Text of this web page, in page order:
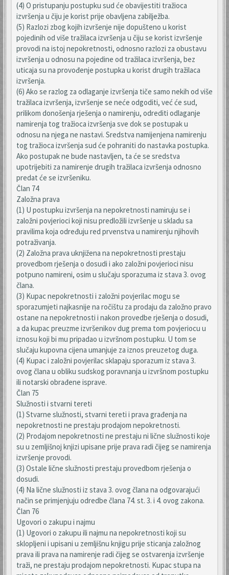
(4) O pristupanju postupku sud će obavijestiti tražioca
izvršenja u čiju je korist prije obavljena zabilježba.
(5) Razlozi zbog kojih izvršenje nije dopušteno u korist
pojedinih od više tražilaca izvršenja u čiju se korist izvršenje
provodi na istoj nepokretnosti, odnosno razlozi za obustavu
izvršenja u odnosu na pojedine od tražilaca izvršenja, bez
uticaja su na provođenje postupka u korist drugih tražilaca
izvršenja.
(6) Ako se razlog za odlaganje izvršenja tiče samo nekih od više
tražilaca izvršenja, izvršenje se neće odgoditi, već će sud,
prilikom donošenja rješenja o namirenju, odrediti odlaganje
namirenja tog tražioca izvršenja sve dok se postupak u
odnosu na njega ne nastavi. Sredstva namijenjena namirenju
tog tražioca izvršenja sud će pohraniti do nastavka postupka.
Ako postupak ne bude nastavljen, ta će se sredstva
upotrijebiti za namirenje drugih tražilaca izvršenja odnosno
predat će se izvršeniku.
Član 74
Založna prava
(1) U postupku izvršenja na nepokretnosti namiruju se i
založni povjerioci koji nisu predložili izvršenje u skladu sa
pravilima koja određuju red prvenstva u namirenju njihovih
potraživanja.
(2) Založna prava uknjižena na nepokretnosti prestaju
provedbom rješenja o dosudi i ako založni povjerioci nisu
potpuno namireni, osim u slučaju sporazuma iz stava 3. ovog
člana.
(3) Kupac nepokretnosti i založni povjerilac mogu se
sporazumjeti najkasnije na ročištu za prodaju da založno pravo
ostane na nepokretnosti i nakon provedbe rješenja o dosudi,
a da kupac preuzme izvršenikov dug prema tom povjeriocu u
iznosu koji bi mu pripadao u izvršnom postupku. U tom se
slučaju kupovna cijena umanjuje za iznos preuzetog duga.
(4) Kupac i založni povjerilac sklapaju sporazum iz stava 3.
ovog člana u obliku sudskog poravnanja u izvršnom postupku
ili notarski obrađene isprave.
Član 75
Služnosti i stvarni tereti
(1) Stvarne služnosti, stvarni tereti i prava građenja na
nepokretnosti ne prestaju prodajom nepokretnosti.
(2) Prodajom nepokretnosti ne prestaju ni lične služnosti koje
su u zemljišnoj knjizi upisane prije prava radi čijeg se namirenja
izvršenje provodi.
(3) Ostale lične služnosti prestaju provedbom rješenja o
dosudi.
(4) Na lične služnosti iz stava 3. ovog člana na odgovarajući
način se primjenjuju odredbe člana 74. st. 3. i 4. ovog zakona.
Član 76
Ugovori o zakupu i najmu
(1) Ugovori o zakupu ili najmu na nepokretnosti koji su
sklopljeni i upisani u zemljišnu knjigu prije sticanja založnog
prava ili prava na namirenje radi čijeg se ostvarenja izvršenje
traži, ne prestaju prodajom nepokretnosti. Kupac stupa na